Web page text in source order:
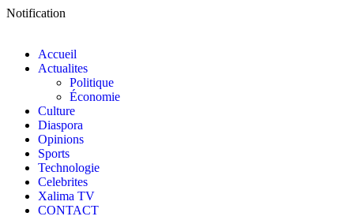
Notification
Accueil
Actualites
Politique
Économie
Culture
Diaspora
Opinions
Sports
Technologie
Celebrites
Xalima TV
CONTACT